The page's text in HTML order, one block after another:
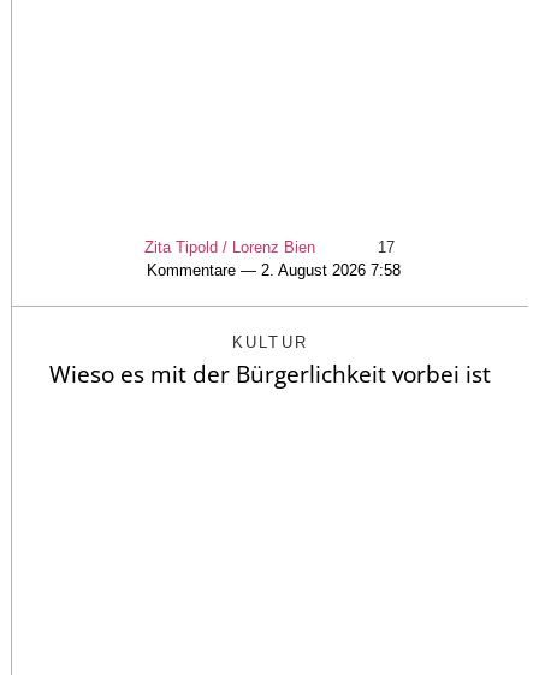
Zita Tipold / Lorenz Bien
17
Kommentare — 2. August 2026 7:58
KULTUR
Wieso es mit der Bürgerlichkeit vorbei ist